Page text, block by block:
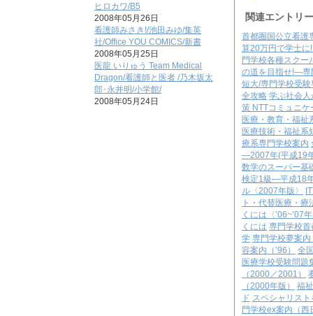
関連エントリー
首都圏国公立看護
算20万円で学士に
門学校各種スクー
の道を目指せ!―専
短大/専門学校受
全攻略 学ぶ社会
策 NTTコミュニ
医療・教育・福
医療技術・福祉系
療系専門学校案内
―2007年(平成19
数学のスーパー基
検定1級―平成18
ル〈2007年版〉
ト・代替医療・
くには〈’06~’07
くには 専門学校
学 専門学校夢案内
容案内（’96）
全
医療学校受験問題
（2000／2001）
（2000年版）
福
ド スペシャリス
門学校ex案内（
ヒロカワ/B5
2008年05月26日
看護師みさき!/池田みゆ/集英
社/Office YOU COMICS/新書
2008年05月25日
医龍 いりゅう Team Medical
Dragon/看護師と医者 /乃木坂太
郎･永井明/小学館/
2008年05月24日